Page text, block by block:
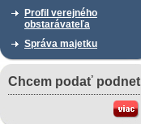
Profil verejného
obstarávateľa
Správa majetku
Chcem podať podnet